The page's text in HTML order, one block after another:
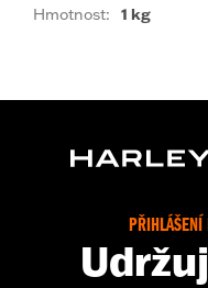
Hmotnost: 1 kg
PŘIHLÁŠENÍ